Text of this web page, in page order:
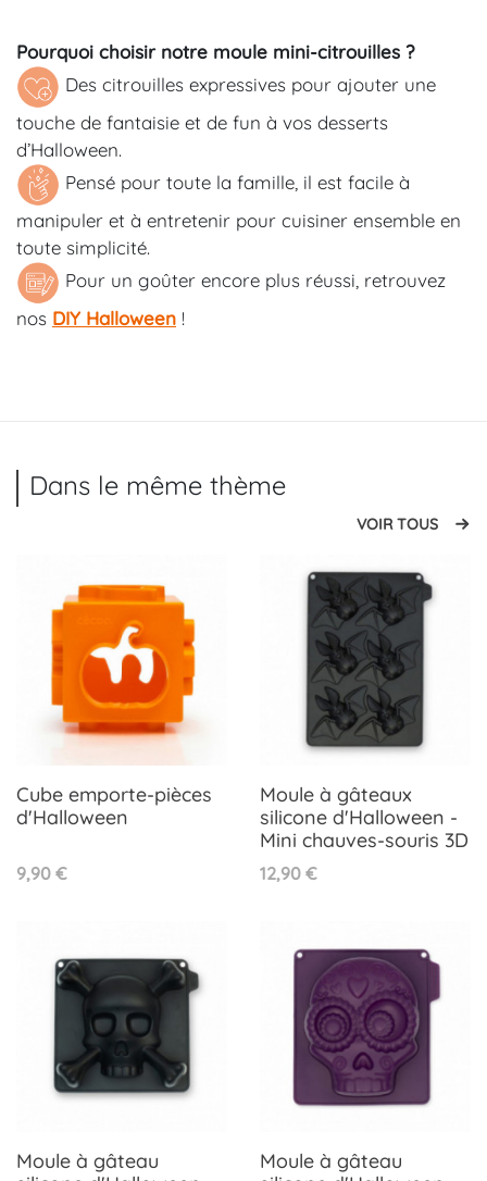
Pourquoi choisir notre moule mini-citrouilles ?
Des citrouilles expressives pour ajouter une
touche de fantaisie et de fun à vos desserts
d’Halloween.
Pensé pour toute la famille, il est facile à
manipuler et à entretenir pour cuisiner ensemble en
toute simplicité.
Pour un goûter encore plus réussi, retrouvez
nos DIY Halloween !
Dans le même thème
VOIR TOUS
Cube emporte-pièces
d'Halloween
Prix
9,90 €
Moule à gâteaux
silicone d'Halloween -
Mini chauves-souris 3D
Prix
12,90 €
Moule à gâteau
Moule à gâteau